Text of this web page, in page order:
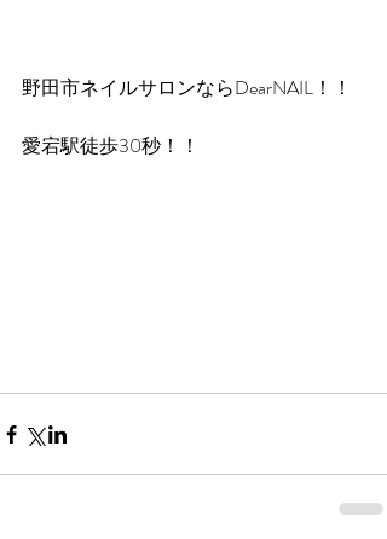
野田市ネイルサロンならDearNAIL！！
愛宕駅徒歩30秒！！